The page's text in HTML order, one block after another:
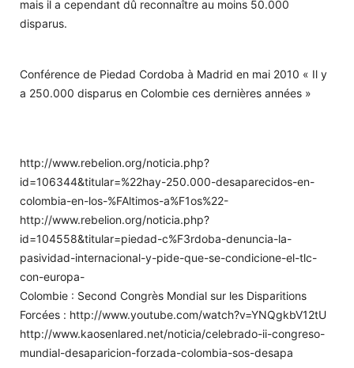
mais il a cependant dû reconnaître au moins 50.000
disparus.
Conférence de Piedad Cordoba à Madrid en mai 2010 « Il y
a 250.000 disparus en Colombie ces dernières années »
http://www.rebelion.org/noticia.php?
id=106344&titular=%22hay-250.000-desaparecidos-en-
colombia-en-los-%FAltimos-a%F1os%22-
http://www.rebelion.org/noticia.php?
id=104558&titular=piedad-c%F3rdoba-denuncia-la-
pasividad-internacional-y-pide-que-se-condicione-el-tlc-
con-europa-
Colombie : Second Congrès Mondial sur les Disparitions
Forcées : http://www.youtube.com/watch?v=YNQgkbV12tU
http://www.kaosenlared.net/noticia/celebrado-ii-congreso-
mundial-desaparicion-forzada-colombia-sos-desapa